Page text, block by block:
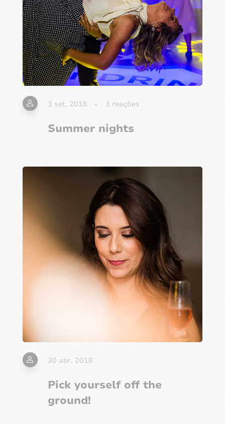
3 set, 2018 3 reações
Summer nights
30 abr, 2018
Pick yourself off the
ground!